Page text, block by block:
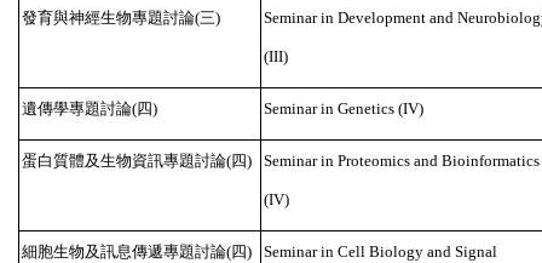
發育與神經生物專題討論(三) Seminar in Development and
(III)
遺傳學專題討論(四) Seminar in Genetics (IV)
蛋白質體及生物資訊專題討論(四) Seminar in Proteomics and Bioinformatics
(IV)
細胞生物及訊息傳遞專題討論(四) Seminar in Cell Biology and Signal